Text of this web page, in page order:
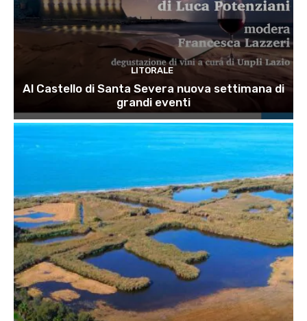
LITORALE
Al Castello di Santa Severa nuova settimana di
grandi eventi